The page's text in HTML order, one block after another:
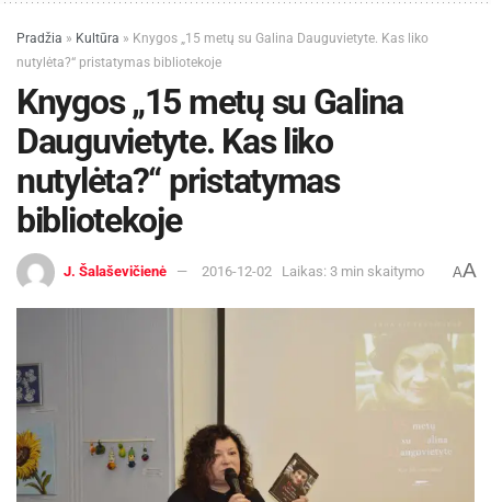
Pradžia » Kultūra » Knygos „15 metų su Galina Dauguvietyte. Kas liko
nutylėta?“ pristatymas bibliotekoje
Knygos „15 metų su Galina
Dauguvietyte. Kas liko
nutylėta?“ pristatymas
bibliotekoje
J. Šalaševičienė 2016-12-02 Laikas: 3 min skaitymo AA